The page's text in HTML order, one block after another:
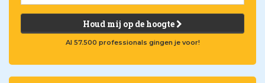
Houd mij op de hoogte
Al 57.500 professionals gingen je voor!